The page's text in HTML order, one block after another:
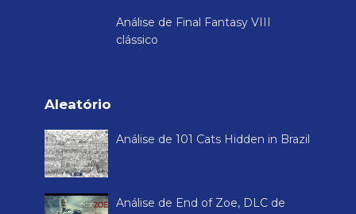
Análise de Final Fantasy VIII
clássico
Aleatório
Análise de 101 Cats Hidden in Brazil
Análise de End of Zoe, DLC de